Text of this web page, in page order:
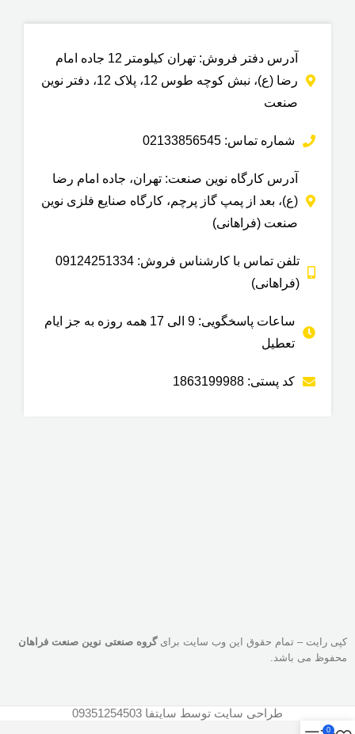
آدرس دفتر فروش: تهران کیلومتر 12 جاده امام
رضا (ع)، نبش کوچه طوس 12، پلاک 12، دفتر نوین
صنعت
شماره تماس: 02133856545
آدرس کارگاه نوین صنعت: تهران، جاده امام رضا
(ع)، بعد از پمپ گاز پرچم، کارگاه صنایع فلزی نوین
صنعت (فراهانی)
تلفن تماس با کارشناس فروش: 09124251334
(فراهانی)
ساعات پاسخگویی: 9 الی 17 همه روزه به جز ایام
تعطیل
کد پستی: 1863199988
کپی رایت – تمام حقوق این وب سایت برایگروه صنعتی نوین صنعت فراهان
محفوظ می باشد.
طراحی سایت توسط سایتفا 09351254503
0